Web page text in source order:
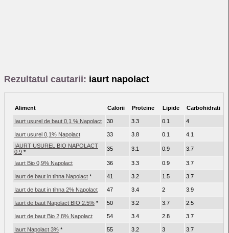
Rezultatul cautarii: iaurt napolact
Aliment Calorii Proteine Lipide Carbohidrati
Iaurt usurel de baut 0,1 % Napolact 30 3.3 0.1 4
Iaurt usurel 0,1% Napolact 33 3.8 0.1
4.1
IAURT USUREL BIO NAPOLACT
0.9 * 35 3.1 0.9 3.7
Iaurt Bio 0,9% Napolact 36 3.3 0.9 3.7
Iaurt de baut in tihna Napolact * 41 3.2 1.5 3.7
Iaurt de baut in tihna 2% Napolact 47 3.4 2 3.9
Iaurt de baut Napolact BIO 2.5% * 50 3.2 3.7 2.5
Iaurt de baut Bio 2,8% Napolact 54 3.4 2.8 3.7
Iaurt Napolact 3% * 55 3.2 3 3.7